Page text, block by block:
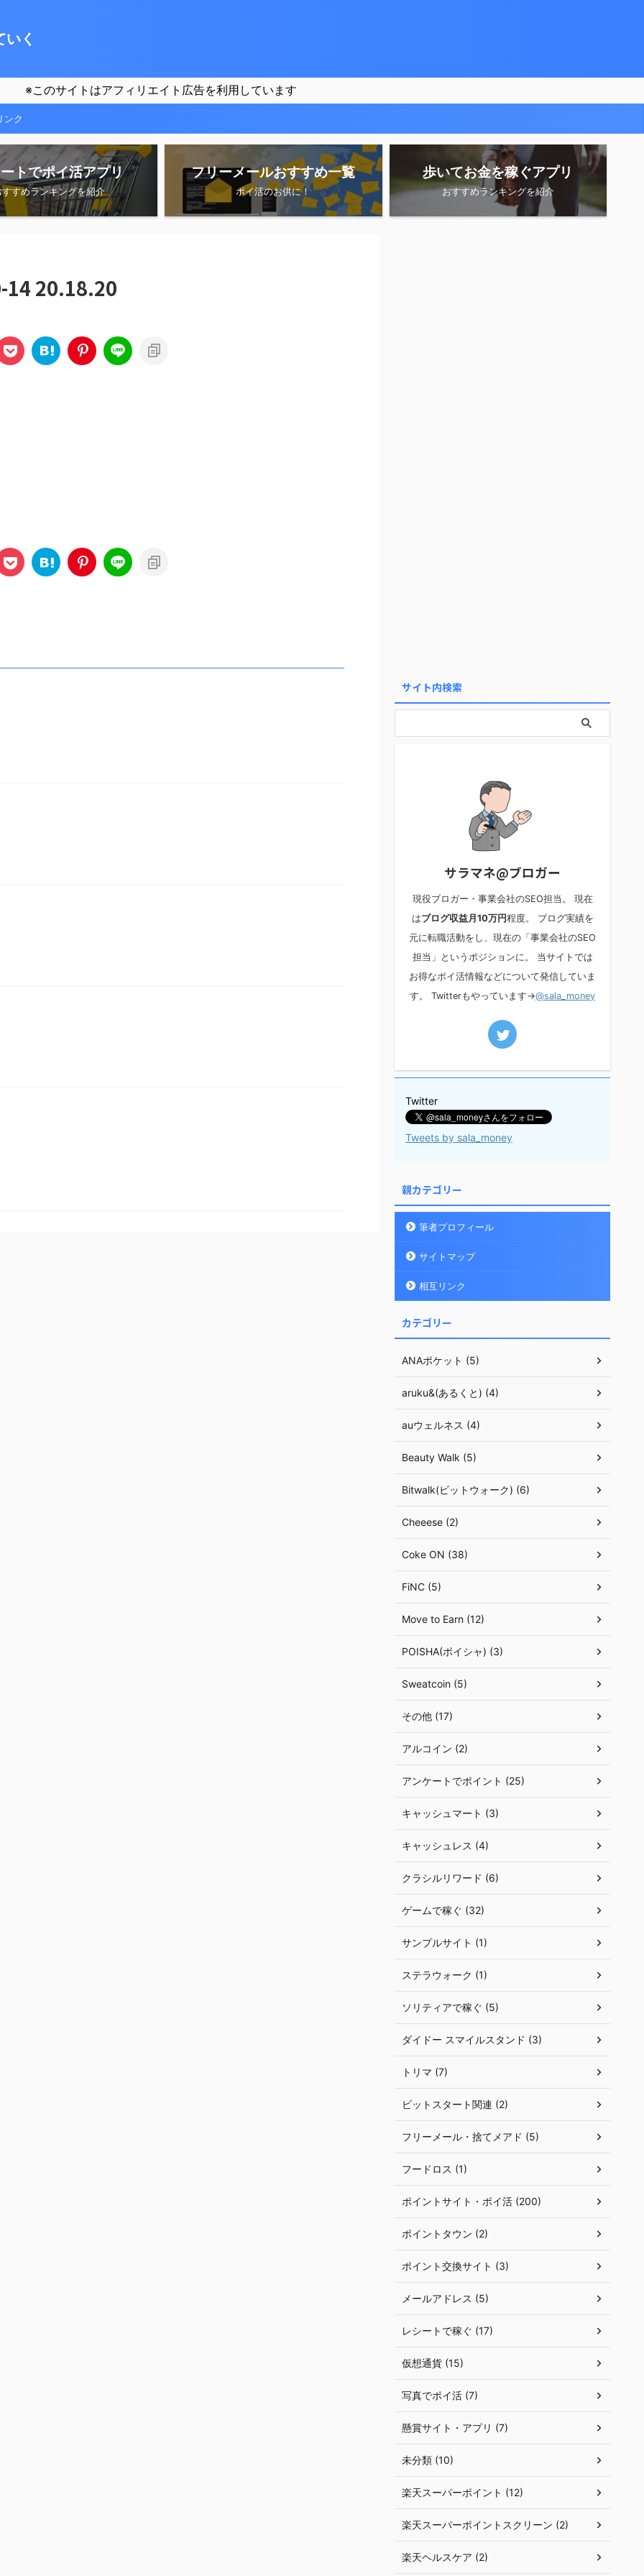
く
※このサイトはアフィリエイト広告を利用しています
ンク
トでポイ活アプリ
すすめランキングを紹介
フリーメールおすすめ一覧
ポイ活のお供に！
歩いてお金を稼ぐアプリ
おすすめランキングを紹介
14 20.18.20
サイト内検索
サラマネ@ブロガー
現役ブロガー・事業会社のSEO担当。 現在
はブログ収益月10万円程度。 ブログ実績を
元に転職活動をし、現在の「事業会社のSEO
担当」というポジションに。 当サイトでは
お得なポイ活情報などについて発信していま
す。 Twitterもやっています→@sala_money
Twitter
Tweets by sala_money
親カテゴリー
筆者プロフィール
サイトマップ
相互リンク
カテゴリー
ANAポケット (5)
aruku&(あるくと) (4)
auウェルネス (4)
Beauty Walk (5)
Bitwalk(ビットウォーク) (6)
Cheeese (2)
Coke ON (38)
FiNC (5)
Move to Earn (12)
POISHA(ポイシャ) (3)
Sweatcoin (5)
その他 (17)
アルコイン (2)
アンケートでポイント (25)
キャッシュマート (3)
キャッシュレス (4)
クラシルリワード (6)
ゲームで稼ぐ (32)
サンプルサイト (1)
ステラウォーク (1)
ソリティアで稼ぐ (5)
ダイドー スマイルスタンド (3)
トリマ (7)
ビットスタート関連 (2)
フリーメール・捨てメアド (5)
フードロス (1)
ポイントサイト・ポイ活 (200)
ポイントタウン (2)
ポイント交換サイト (3)
メールアドレス (5)
レシートで稼ぐ (17)
仮想通貨 (15)
写真でポイ活 (7)
懸賞サイト・アプリ (7)
未分類 (10)
楽天スーパーポイント (12)
楽天スーパーポイントスクリーン (2)
楽天ヘルスケア (2)